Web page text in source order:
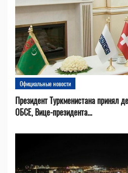
Официальные новости
Президент Туркменистана принял
ОБСЕ, Вице-президента...